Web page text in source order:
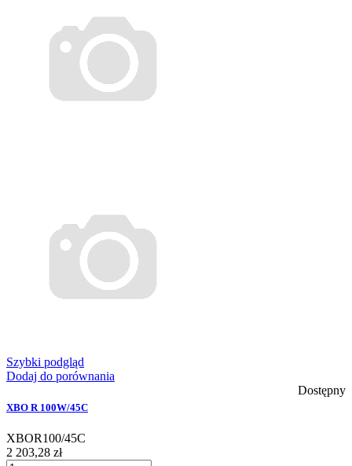
Szybki podgląd
Dodaj do porównania
Dostępny
XBO R 100W/45C
XBOR100/45C
2 203,28 zł